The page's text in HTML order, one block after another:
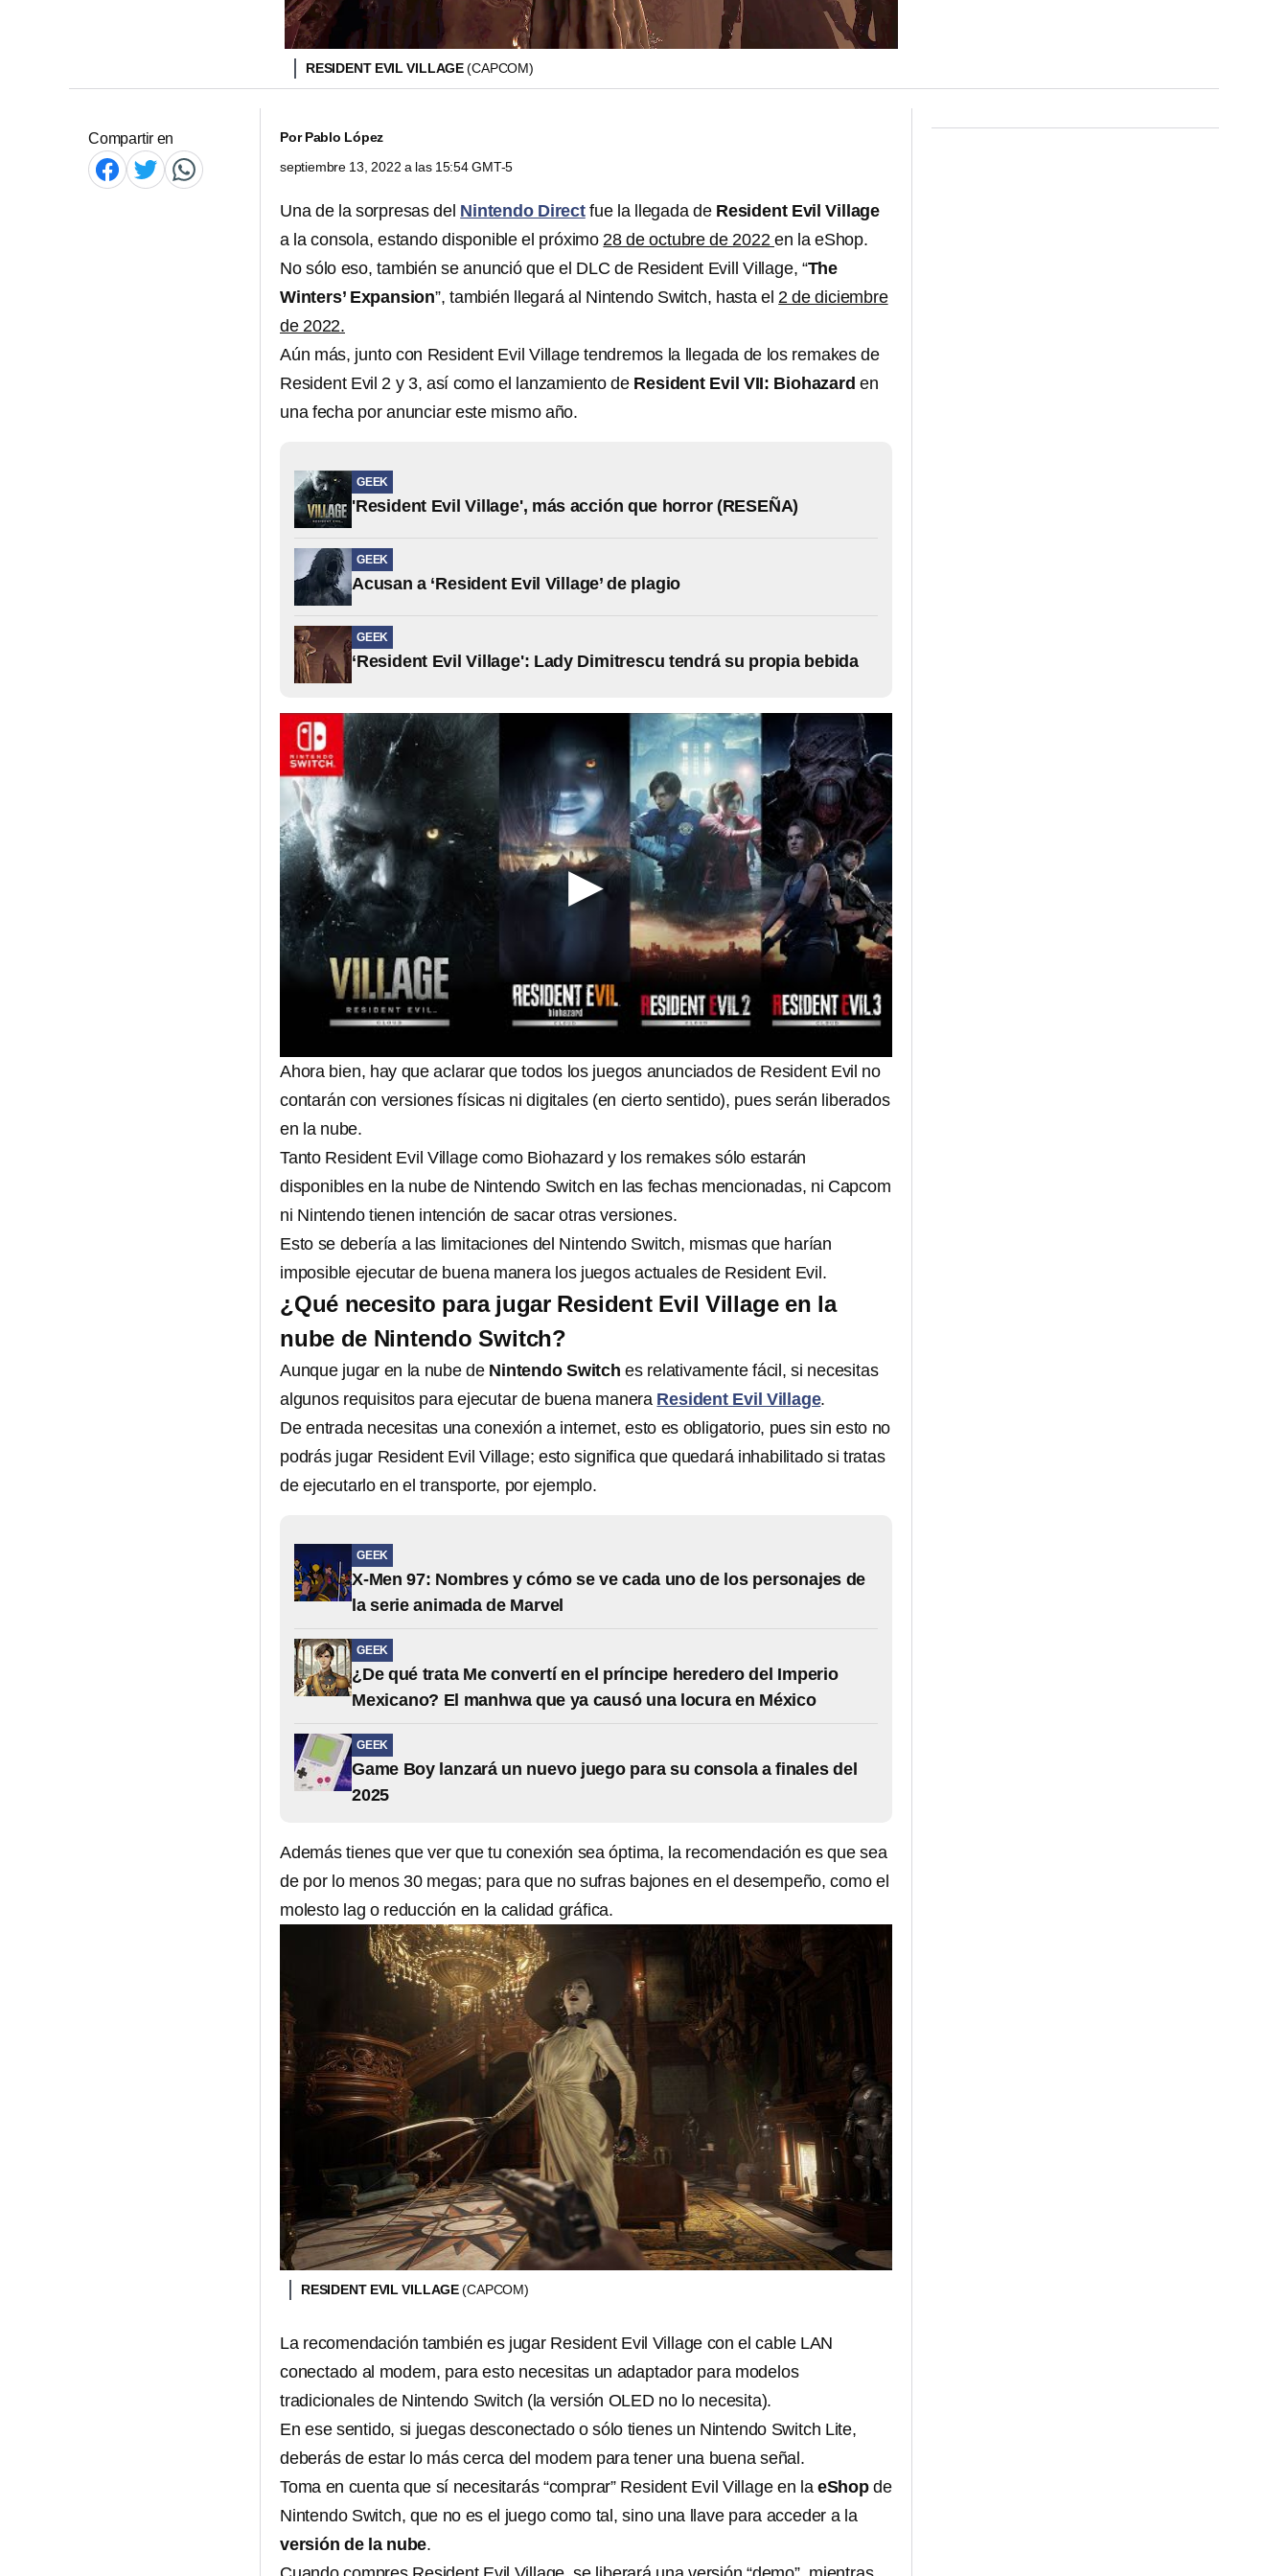
RESIDENT EVIL VILLAGE(CAPCOM)
Compartir en PorPablo López
septiembre 13, 2022 a las 15:54 GMT-5
Una de la sorpresas del Nintendo Directfue la llegada de Resident Evil Village
a la consola, estando disponible el próximo 28 de octubre de 2022en la eShop.
No sólo eso, también se anunció que el DLC de Resident Evill Village, “The
Winters’ Expansion”, también llegará al Nintendo Switch, hasta el 2 de diciembre
de 2022.
Aún más, junto con Resident Evil Village tendremos la llegada de los remakes de
Resident Evil 2 y 3, así como el lanzamiento de Resident Evil VII: Biohazard en
una fecha por anunciar este mismo año.
GEEK
'Resident Evil Village', más acción que horror (RESEÑA)
GEEK
Acusan a ‘Resident Evil Village’ de plagio
GEEK
‘Resident Evil Village': Lady Dimitrescu tendrá su propia bebida
Ahora bien, hay que aclarar que todos los juegos anunciados de Resident Evil no
contarán con versiones físicas ni digitales (en cierto sentido), pues serán liberados
en la nube.
Tanto Resident Evil Village como Biohazard y los remakes sólo estarán
disponibles en la nube de Nintendo Switch en las fechas mencionadas, ni Capcom
ni Nintendo tienen intención de sacar otras versiones.
Esto se debería a las limitaciones del Nintendo Switch, mismas que harían
imposible ejecutar de buena manera los juegos actuales de Resident Evil.
¿Qué necesito para jugar Resident Evil Village en la
nube de Nintendo Switch?
Aunque jugar en la nube de Nintendo Switch es relativamente fácil, si necesitas
algunos requisitos para ejecutar de buena manera Resident Evil Village.
De entrada necesitas una conexión a internet, esto es obligatorio, pues sin esto no
podrás jugar Resident Evil Village; esto significa que quedará inhabilitado si tratas
de ejecutarlo en el transporte, por ejemplo.
GEEK
X-Men 97: Nombres y cómo se ve cada uno de los personajes de
la serie animada de Marvel
GEEK
¿De qué trata Me convertí en el príncipe heredero del Imperio
Mexicano? El manhwa que ya causó una locura en México
GEEK
Game Boy lanzará un nuevo juego para su consola a finales del
2025
Además tienes que ver que tu conexión sea óptima, la recomendación es que sea
de por lo menos 30 megas; para que no sufras bajones en el desempeño, como el
molesto lag o reducción en la calidad gráfica.
RESIDENT EVIL VILLAGE(CAPCOM)
La recomendación también es jugar Resident Evil Village con el cable LAN
conectado al modem, para esto necesitas un adaptador para modelos
tradicionales de Nintendo Switch (la versión OLED no lo necesita).
En ese sentido, si juegas desconectado o sólo tienes un Nintendo Switch Lite,
deberás de estar lo más cerca del modem para tener una buena señal.
Toma en cuenta que sí necesitarás “comprar” Resident Evil Village en la eShopde
Nintendo Switch, que no es el juego como tal, sino una llave para acceder a la
versión de la nube.